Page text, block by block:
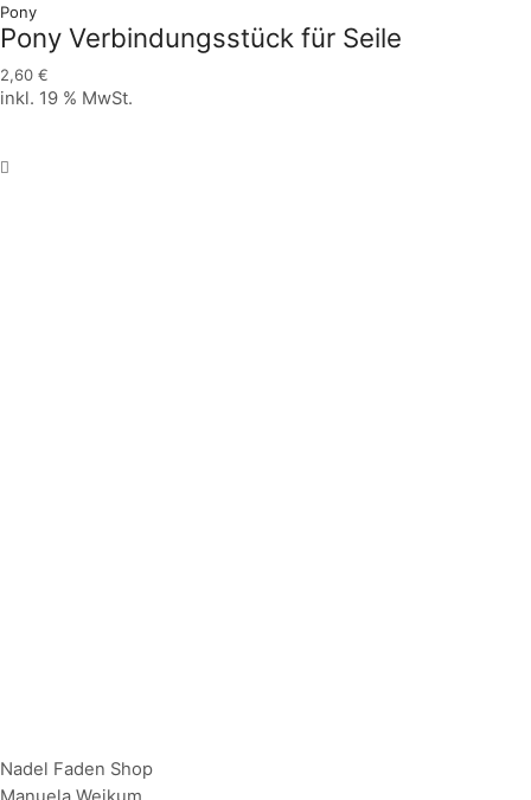
Pony
Pony Verbindungsstück für Seile
2,60 €
inkl. 19 % MwSt.
Nadel Faden Shop